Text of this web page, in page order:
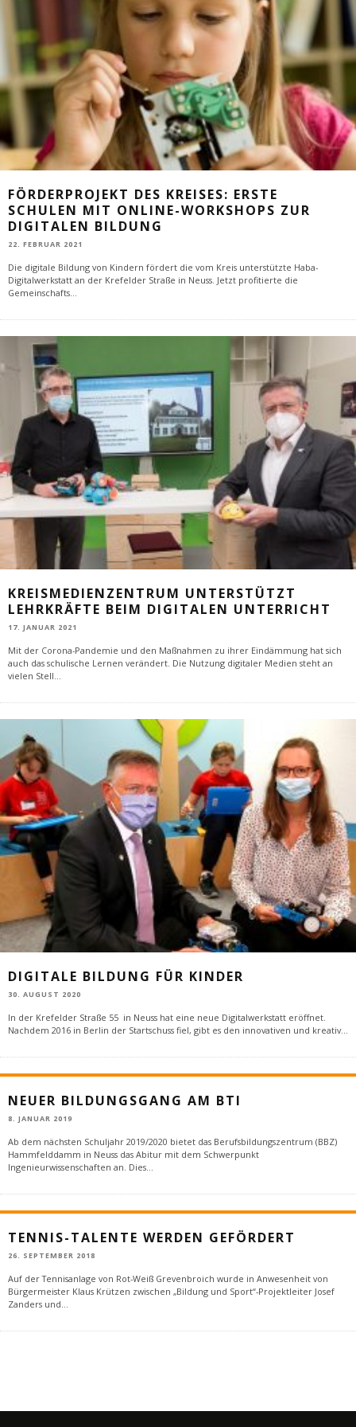
FÖRDERPROJEKT DES KREISES: ERSTE
SCHULEN MIT ONLINE-WORKSHOPS ZUR
DIGITALEN BILDUNG
22. FEBRUAR 2021
Die digitale Bildung von Kindern fördert die vom Kreis unterstützte Haba-
Digitalwerkstatt an der Krefelder Straße in Neuss. Jetzt profitierte die
Gemeinschafts...
KREISMEDIENZENTRUM UNTERSTÜTZT
LEHRKRÄFTE BEIM DIGITALEN UNTERRICHT
17. JANUAR 2021
Mit der Corona-Pandemie und den Maßnahmen zu ihrer Eindämmung hat sich
auch das schulische Lernen verändert. Die Nutzung digitaler Medien steht an
vielen Stell...
DIGITALE BILDUNG FÜR KINDER
30. AUGUST 2020
In der Krefelder Straße 55 in Neuss hat eine neue Digitalwerkstatt eröffnet.
Nachdem 2016 in Berlin der Startschuss fiel, gibt es den innovativen und kreativ...
NEUER BILDUNGSGANG AM BTI
8. JANUAR 2019
Ab dem nächsten Schuljahr 2019/2020 bietet das Berufsbildungszentrum (BBZ)
Hammfelddamm in Neuss das Abitur mit dem Schwerpunkt
Ingenieurwissenschaften an. Dies...
TENNIS-TALENTE WERDEN GEFÖRDERT
26. SEPTEMBER 2018
Auf der Tennisanlage von Rot-Weiß Grevenbroich wurde in Anwesenheit von
Bürgermeister Klaus Krützen zwischen „Bildung und Sport“-Projektleiter Josef
Zanders und...